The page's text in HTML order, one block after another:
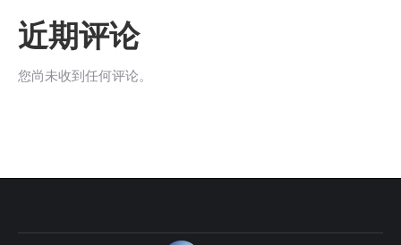
近期评论
您尚未收到任何评论。